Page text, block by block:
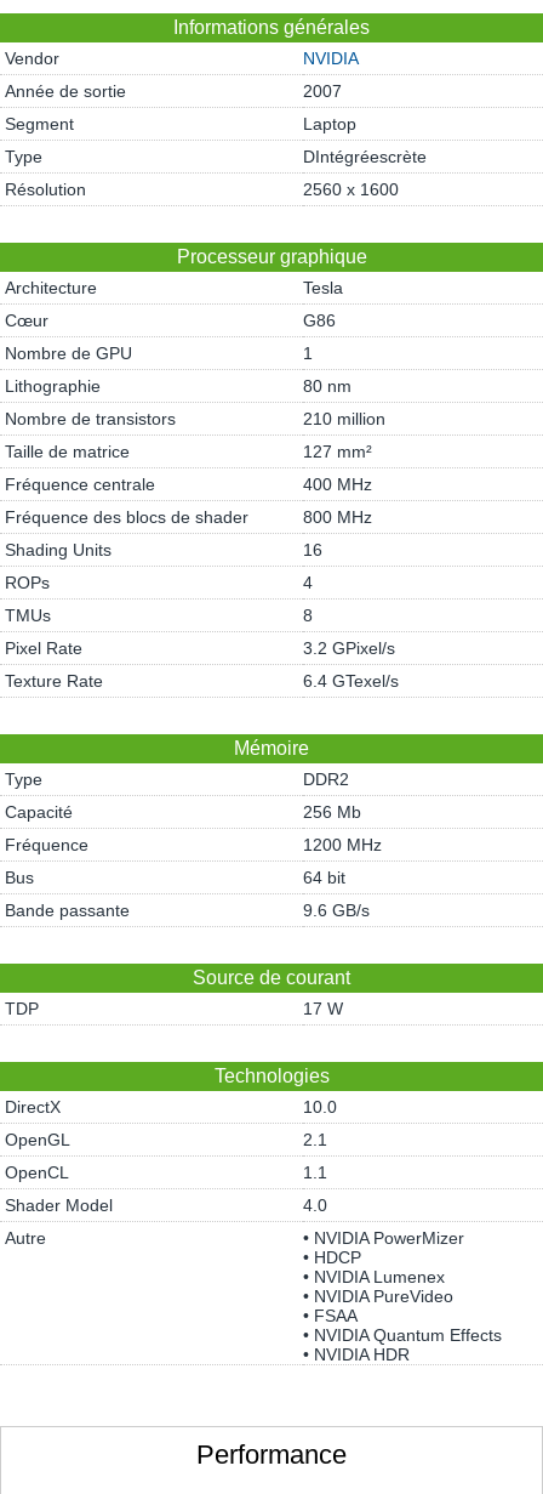
Informations générales
Vendor
NVIDIA
Année de sortie
2007
Segment
Laptop
Type
DIntégréescrète
Résolution
2560 x 1600
Processeur graphique
Architecture
Tesla
Cœur
G86
Nombre de GPU
1
Lithographie
80 nm
Nombre de transistors
210 million
Taille de matrice
127 mm²
Fréquence centrale
400 MHz
Fréquence des blocs de shader
800 MHz
Shading Units
16
ROPs
4
TMUs
8
Pixel Rate
3.2 GPixel/s
Texture Rate
6.4 GTexel/s
Mémoire
Type
DDR2
Capacité
256 Mb
Fréquence
1200 MHz
Bus
64 bit
Bande passante
9.6 GB/s
Source de courant
TDP 17 W
Technologies
DirectX
10.0
OpenGL
2.1
OpenCL
1.1
Shader Model
4.0
Autre
• NVIDIA PowerMizer
• HDCP
• NVIDIA Lumenex
• NVIDIA PureVideo
• FSAA
• NVIDIA Quantum Effects
• NVIDIA HDR
Performance